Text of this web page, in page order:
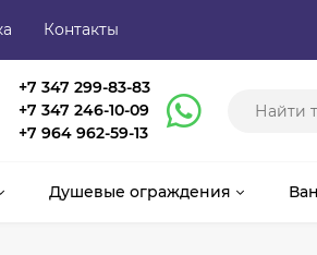
Контакты
+7 347 299-83-83
+7 347 246-10-09
+7 964 962-59-13
Душевые ограждения